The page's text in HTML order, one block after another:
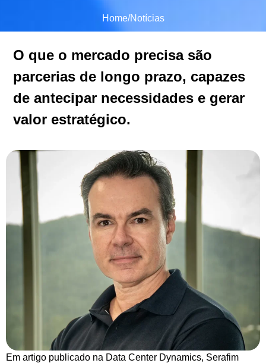
Home/Notícias
O que o mercado precisa são
parcerias de longo prazo, capazes
de antecipar necessidades e gerar
valor estratégico.
Em artigo publicado na Data Center Dynamics, Serafim